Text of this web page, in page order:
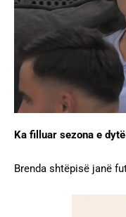
Ka filluar sezona e
Brenda shtëpisë janë